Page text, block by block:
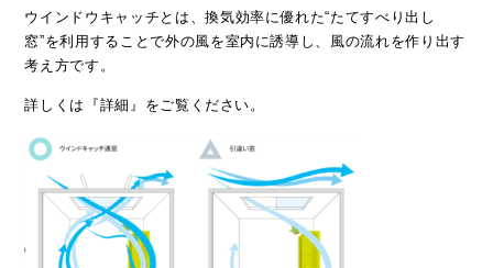
ウインドウキャッチとは、換気効率に優れた“たてすべり出し
窓”を利用することで外の風を室内に誘導し、風の流れを作り出す
考え方です。
詳しくは 『詳細』 をご覧ください。